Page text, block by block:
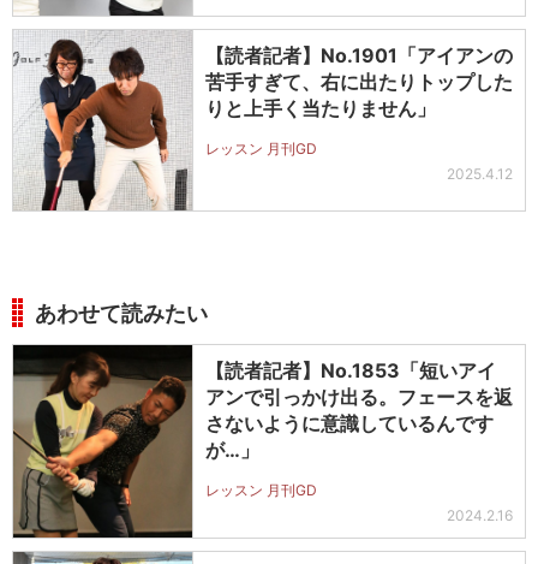
【読者記者】No.1901「アイアンの
苦手すぎて、右に出たりトップした
りと上手く当たりません」
レッスン 月刊GD
2025.4.12
あわせて読みたい
【読者記者】No.1853「短いアイ
アンで引っかけ出る。フェースを返
さないように意識しているんです
が…」
レッスン 月刊GD
2024.2.16